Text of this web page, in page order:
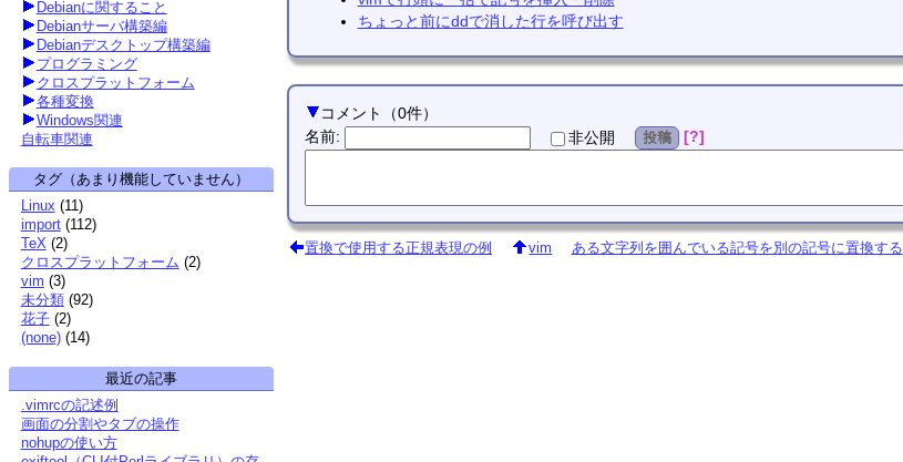
ちょっと前にddで消した行を呼び出す
コメント （0件）
名前: 非公開 投稿 ?
置換で使用する正規表現の例 vim ある文字列を囲んでいる記号を別の記号に置換する
Debianに関すること
Debianサーバ構築編
Debianデスクトップ構築編
プログラミング
クロスプラットフォーム
各種変換
Windows関連
自転車関連
タグ（あまり機能していません）
Linux (11)
import (112)
TeX (2)
クロスプラットフォーム (2)
vim (3)
未分類 (92)
花子 (2)
(none) (14)
最近の記事
.vimrcの記述例
画面の分割やタブの操作
nohupの使い方